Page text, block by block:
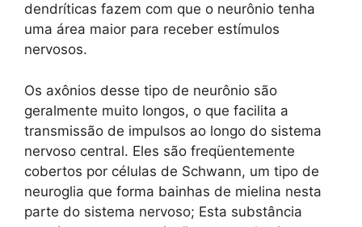
dendríticas fazem com que o neurônio tenha
uma área maior para receber estímulos
nervosos.
Os axônios desse tipo de neurônio são
geralmente muito longos, o que facilita a
transmissão de impulsos ao longo do sistema
nervoso central. Eles são freqüentemente
cobertos por células de Schwann, um tipo de
neuroglia que forma bainhas de mielina nesta
parte do sistema nervoso; Esta substância